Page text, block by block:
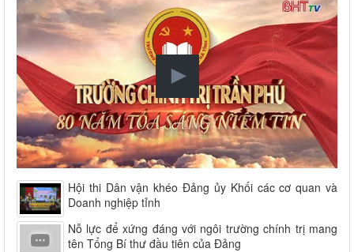
Hội thi Dân vận khéo Đảng ủy Khối các cơ quan và
Doanh nghiệp tỉnh
Nỗ lực để xứng đáng với ngôi trường chính trị mang
tên Tổng Bí thư đầu tiên của Đảng